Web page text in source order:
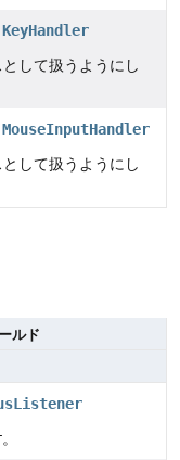
して扱うようにし
して扱うようにし
ルド
。